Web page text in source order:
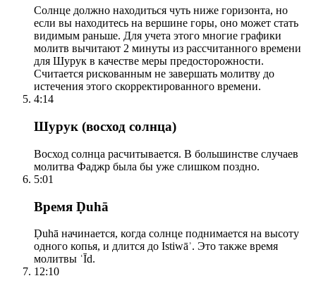
Солнце должно находиться чуть ниже горизонта, но
если вы находитесь на вершине горы, оно может стать
видимым раньше. Для учета этого многие графики
молитв вычитают 2 минуты из рассчитанного времени
для Шурук в качестве меры предосторожности.
Считается рискованным не завершать молитву до
истечения этого скорректированного времени.
4:14
Шурук (восход солнца)
Восход солнца расчитывается. В большинстве случаев
молитва Фаджр была бы уже слишком поздно.
5:01
Время Ḍuhā
Ḍuhā начинается, когда солнце поднимается на высоту
одного копья, и длится до Istiwāʾ. Это также время
молитвы ʿĪd.
12:10